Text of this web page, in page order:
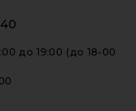
до 19:00 (до 18-00